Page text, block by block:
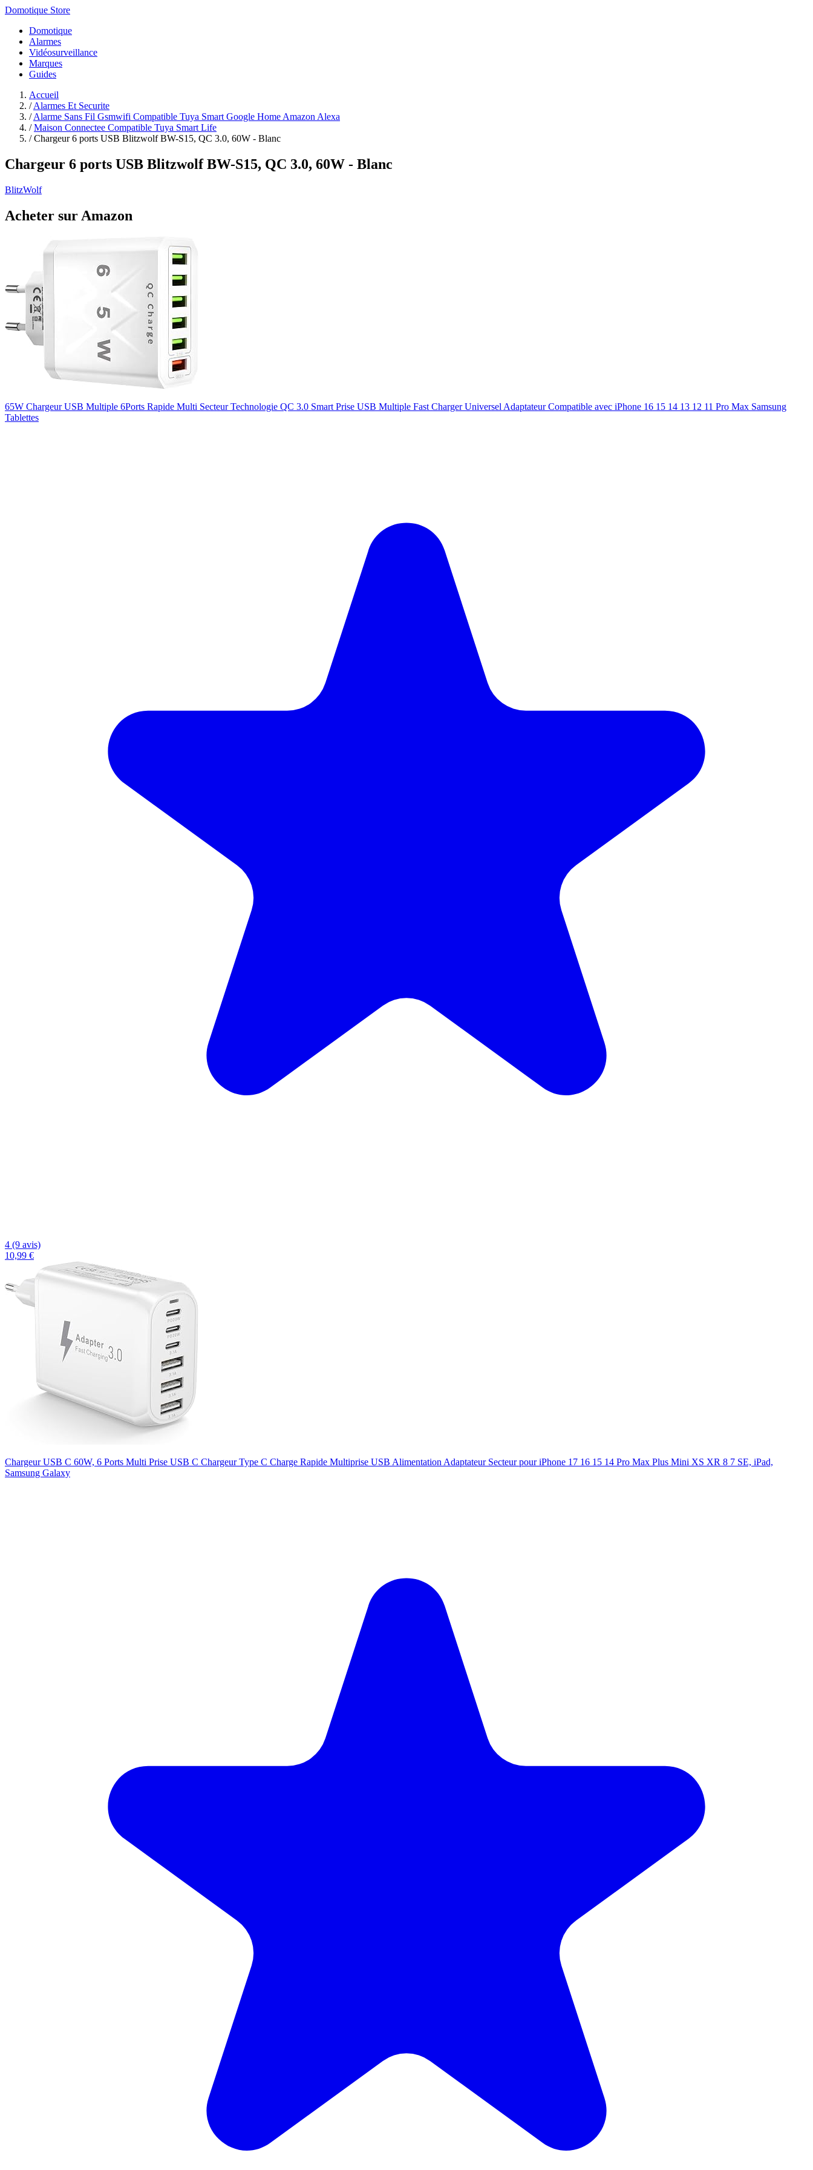
Domotique Store
Domotique
Alarmes
Vidéosurveillance
Marques
Guides
Accueil
/ Alarmes Et Securite
/ Alarme Sans Fil Gsmwifi Compatible Tuya Smart Google Home Amazon Alexa
/ Maison Connectee Compatible Tuya Smart Life
/ Chargeur 6 ports USB Blitzwolf BW-S15, QC 3.0, 60W - Blanc
Chargeur 6 ports USB Blitzwolf BW-S15, QC 3.0, 60W - Blanc
BlitzWolf
Acheter sur Amazon
65W Chargeur USB Multiple 6Ports Rapide Multi Secteur Technologie QC 3.0 Smart Prise USB Multiple Fast Charger Universel Adaptateur Compatible avec iPhone 16 15 14 13 12 11 Pro Max Samsung
Tablettes
4 (9 avis)
10,99 €
Chargeur USB C 60W, 6 Ports Multi Prise USB C Chargeur Type C Charge Rapide Multiprise USB Alimentation Adaptateur Secteur pour iPhone 17 16 15 14 Pro Max Plus Mini XS XR 8 7 SE, iPad,
Samsung Galaxy